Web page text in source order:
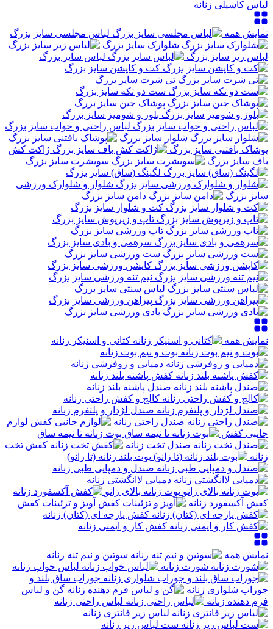
لباس کاسپلی زنانه
نمایش همه
لباس مجلسی سایز بزرگ
شلوارک سایز بزرگ
لباس زیر سایز بزرگ
لباس سایز بزرگ
کت و کاپشن سایز بزرگ
تی شرت سایز بزرگ
ست دو تکه سایز بزرگ
پوشاک جین سایز بزرگ
بلوز و شومیز سایز بزرگ
لباس راحتی و خواب سایز بزرگ
شلوار سایز بزرگ
پوشاک بافتنی سایز بزرگ
ژاکت کش
باف سایز بزرگ
سویشرت سایز بزرگ
لگینگ (ساق) سایز بزرگ
شلوار و شلوارک ورزشی
سایز بزرگ
دامن سایز بزرگ
کت و شلوار سایز بزرگ
تاپ و زیرپوش سایز بزرگ
تاپ ورزشی سایز بزرگ
سرهمی و بادی سایز بزرگ
ست ورزشی سایز بزرگ
کاپشن ورزشی سایز بزرگ
نیم تنه ورزشی سایز بزرگ
لباس سنتی سایز بزرگ
پیراهن ورزشی سایز بزرگ
بادی ورزشی سایز بزرگ
نمایش همه
کتانی و اسنیکر زنانه
بوت و نیم بوت زنانه
دمپایی و روفرشی زنانه
کفش پاشنه بلند زنانه
صندل پاشنه بلند زنانه
کالج و کفش راحتی زنانه
صندل لژدار و پلتفرم زنانه
صندل راحتی زنانه
لوازم
جانبی کفش
بوت زنانه تا نیمه ساق
صندل تخت زنانه
کفش تخت
زنانه
بوت بلند زنانه (تا زانو)
صندل و دمپایی طبی زنانه
دمپایی لاانگشتی زنانه
بوت زنانه بالای زانو
کفش آکسفورد زنانه
آویز و تزئینات کفش
کفش پارچه ای (کتان) زنانه
کفش کار و ایمنی زنانه
نمایش همه
سوتین و نیم تنه زنانه
شورت زنانه
لباس خواب زنانه
جوراب ساق بلند و
جوراب شلواری زنانه
گن و لباس
فرم دهنده زنانه
لباس راحتی زنانه
لباس زیر فانتزی زنانه
ست لباس زیر زنانه